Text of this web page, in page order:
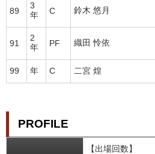
89
3
年
C 鈴木 悠月
91
2
年
PF 織田 怜依
99 年 C 二宮 煌
PROFILE
【出場回数】